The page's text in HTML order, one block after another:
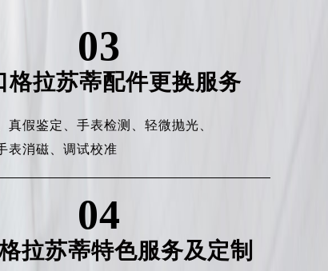
03
格拉苏蒂配件更换服务
真假鉴定、手表检测、轻微抛光、
表消磁、调试校准
04
拉苏蒂特色服务及定制